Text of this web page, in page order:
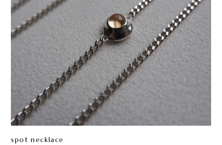
spot necklace